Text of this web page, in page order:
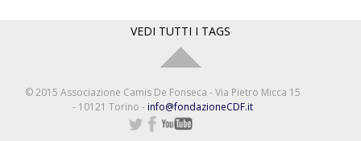
VEDI TUTTI I TAGS
© 2015 Associazione Camis De Fonseca - Via Pietro Micca 15
- 10121 Torino - info@fondazioneCDF.it